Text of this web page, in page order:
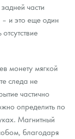
части
– и это еще один
монету мягкой
следа не
частично
определить по
Магнитный
благодаря